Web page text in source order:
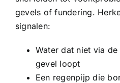
gevels of fundering.
signalen:
Water dat niet via
gevel loopt
Een regenpijp die